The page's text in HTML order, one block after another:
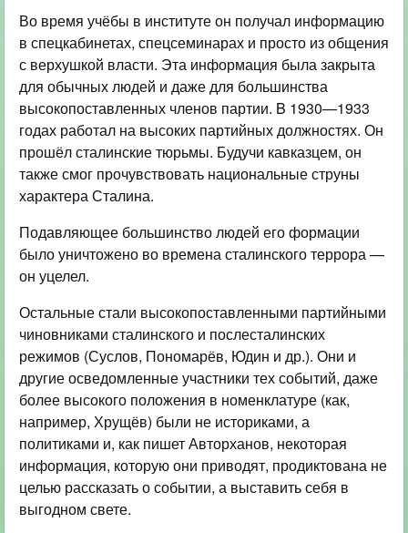
Во время учёбы в институте он получал информацию
в спецкабинетах, спецсеминарах и просто из общения
с верхушкой власти. Эта информация была закрыта
для обычных людей и даже для большинства
высокопоставленных членов партии. B 1930—1933
годах работал на высоких партийных должностях. Он
прошёл сталинские тюрьмы. Будучи кавказцем, он
также смог прочувствовать национальные струны
характера Сталина.
Подавляющее большинство людей его формации
было уничтожено во времена сталинского террора —
он уцелел.
Остальные стали высокопоставленными партийными
чиновниками сталинского и послесталинских
режимов (Суслов, Пономарёв, Юдин и др.). Они и
другие осведомленные участники тех событий, даже
более высокого положения в номенклатуре (как,
например, Хрущёв) были не историками, а
политиками и, как пишет Авторханов, некоторая
информация, которую они приводят, продиктована не
целью рассказать о событии, а выставить себя в
выгодном свете.